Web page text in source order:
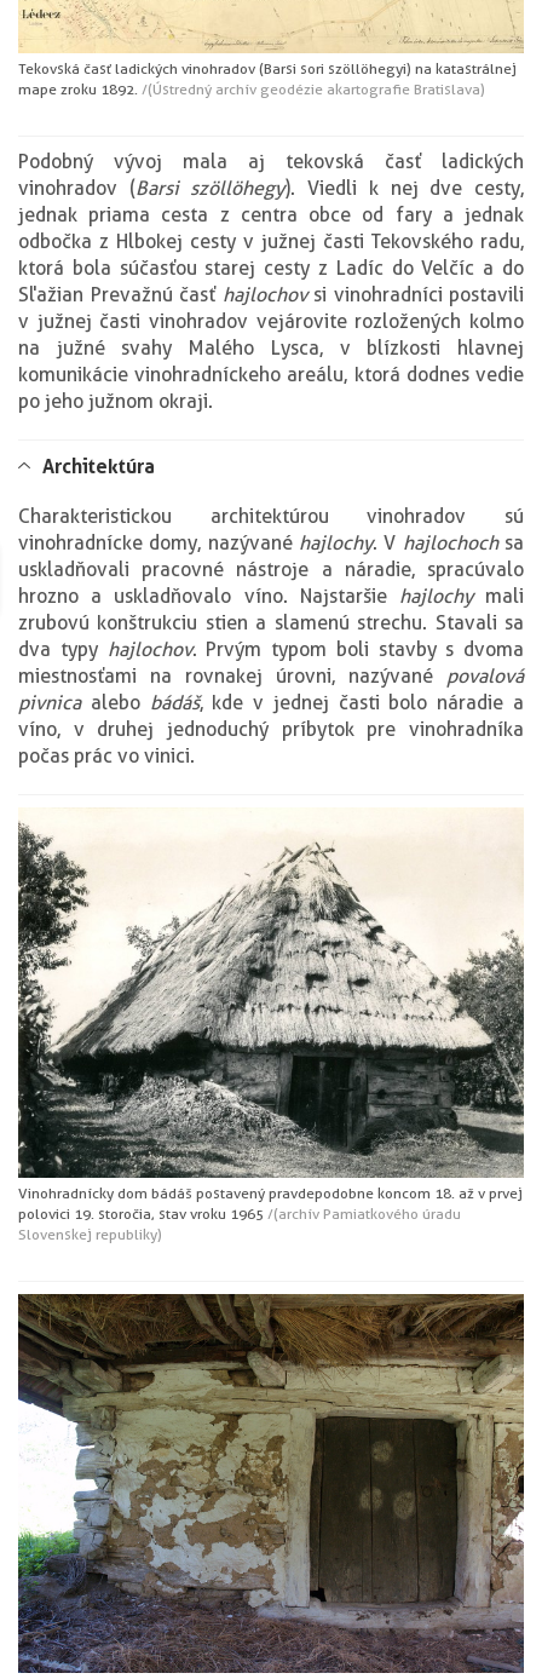
Tekovská časť ladických vinohradov (Barsi sori szöllöhegyi) na katastrálnej
mape z roku 1892. /(Ústredný archív geodézie a kartografie Bratislava)
Podobný vývoj mala aj tekovská časť ladických
vinohradov (Barsi szöllöhegy). Viedli k nej dve cesty,
jednak priama cesta z centra obce od fary a jednak
odbočka z Hlbokej cesty v južnej časti Tekovského radu,
ktorá bola súčasťou starej cesty z Ladíc do Velčíc a do
Sľažian Prevažnú časť hajlochovsi vinohradníci postavili
v južnej časti vinohradov vejárovite rozložených kolmo
na južné svahy Malého Lysca, v blízkosti hlavnej
komunikácie vinohradníckeho areálu, ktorá dodnes vedie
po jeho južnom okraji.
Architektúra
Charakteristickou architektúrou vinohradov sú
vinohradnícke domy, nazývané hajlochy. V hajlochochsa
uskladňovali pracovné nástroje a náradie, spracúvalo
hrozno a uskladňovalo víno. Najstaršie hajlochymali
zrubovú konštrukciu stien a slamenú strechu. Stavali sa
dva typy hajlochov. Prvým typom boli stavby s dvoma
miestnosťami na rovnakej úrovni, nazývané povalová
pivnicaalebo bádáš, kde v jednej časti bolo náradie a
víno, v druhej jednoduchý príbytok pre vinohradníka
počas prác vo vinici.
Vinohradnícky dom bádáš postavený pravdepodobne koncom 18. až v prvej
polovici 19. storočia, stav v roku 1965 /(archív Pamiatkového úradu
Slovenskej republiky)